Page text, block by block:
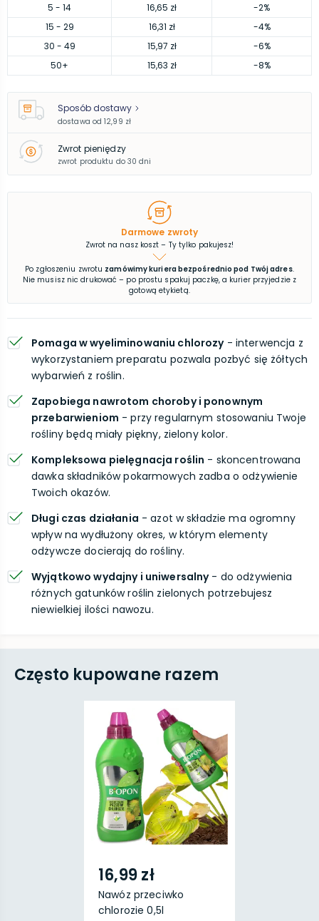
5 - 14 16,65 zł
-2%
15 - 29 16,31 zł
-4%
30 - 49 15,97 zł
-6%
50+ 15,63 zł -8%
Sposób dostawy
dostawa od 12,99 zł
Zwrot pieniędzy
zwrot produktu do 30 dni
Darmowe zwroty
Zwrot na nasz koszt – Ty tylko pakujesz!
Po zgłoszeniu zwrotu zamówimy kuriera bezpośrednio pod Twój adres.
Nie musisz nic drukować – po prostu spakuj paczkę, a kurier przyjedzie z
gotową etykietą.
Pomaga w wyeliminowaniu chlorozy- interwencja z
wykorzystaniem preparatu pozwala pozbyć się żółtych
wybarwień z roślin.
Zapobiega nawrotom choroby i ponownym
przebarwieniom - przy regularnym stosowaniu Twoje
rośliny będą miały piękny, zielony kolor.
Kompleksowa pielęgnacja roślin - skoncentrowana
dawka składników pokarmowych zadba o odżywienie
Twoich okazów.
Długi czas działania - azot w składzie ma ogromny
wpływ na wydłużony okres, w którym elementy
odżywcze docierają do rośliny.
Wyjątkowo wydajny i uniwersalny- do odżywienia
różnych gatunków roślin zielonych potrzebujesz
niewielkiej ilości nawozu.
Często kupowane razem
16,99 zł
Nawóz przeciwko
chlorozie 0,5l